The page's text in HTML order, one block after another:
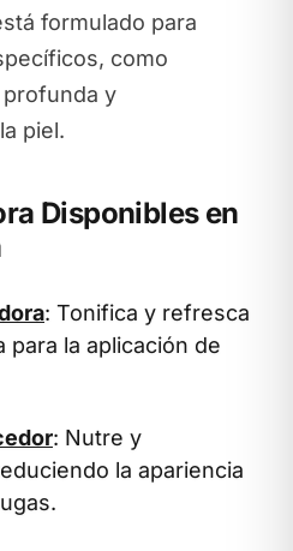
formulado para
como
y
piel.
Disponibles en
: Tonifica y refresca
para la aplicación de
: Nutre y
la apariencia